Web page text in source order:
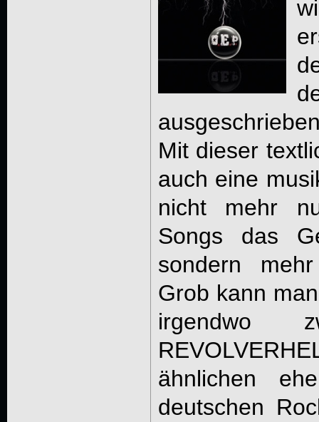
Mit dieser
auch eine
nicht mehr
Songs das
sondern
Grob kann
irgendwo
ähnlichen
deutschen